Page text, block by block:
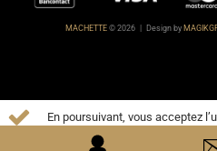
MACHETTE© 2026 Design by
En poursuivant, vous acceptez